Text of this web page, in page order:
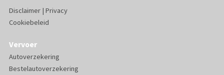
Disclaimer| Privacy
Cookiebeleid
Vervoer
Autoverzekering
Bestelautoverzekering